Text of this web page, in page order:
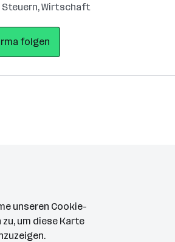
Steuern, Wirtschaft
folgen
unseren Cookie-
um diese Karte